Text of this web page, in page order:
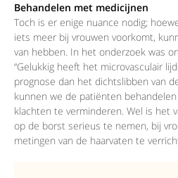
Behandelen met medicijnen
Toch is er enige nuance nodig;
iets meer bij vrouwen voorkomt,
van hebben. In het onderzoek was
“Gelukkig heeft het microvasculair
prognose dan het dichtslibben van
kunnen we de patiënten
klachten te verminderen. Wel is het
op de borst serieus te nemen, bij
metingen van de haarvaten te